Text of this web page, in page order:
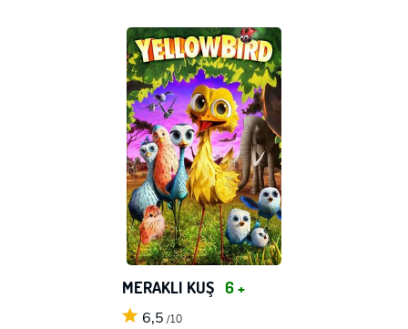
MERAKLI KUŞ 6 +
6,5 /10